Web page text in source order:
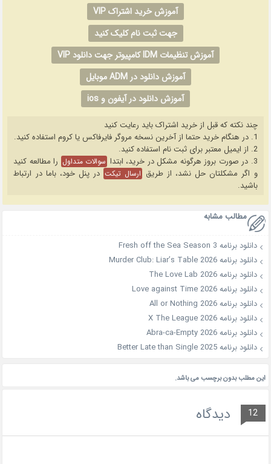
آموزش خرید اشتراک VIP
جهت ثبت نام کلیک کنید
آموزش تنظیمات IDM کامپیوتر جهت دانلود VIP
آموزش دانلود در ADM موبایل
آموزش دانلود در آیفون و ios
چند نکته که قبل از خرید اشتراک باید رعایت کنید
1. در هنگام خرید حتما از آخرین نسخه مروگر فایرفاکس یا کروم استفاده کنید.
2. از ایمیل معتبر برای ثبت نام استفاده کنید.
3. در صورت بروز هرگونه مشکل در خرید، ابتدا
سوالات متداول را مطالعه کنید
و اگر مشکلتان حل نشد، از طریق ارسال تیکت در پنل خود، باما در ارتباط
باشید.
مطالب مشابه
دانلود برنامه Fresh off the Sea Season 3
دانلود برنامه Murder Club: Liar’s Table 2026
دانلود برنامه The Love Lab 2026
دانلود برنامه Love against Time 2026
دانلود برنامه All or Nothing 2026
دانلود برنامه X The League 2026
دانلود برنامه Abra-ca-Empty 2026
دانلود برنامه Better Late than Single 2025
این مطلب بدون برچسب می باشد.
12 دیدگاه